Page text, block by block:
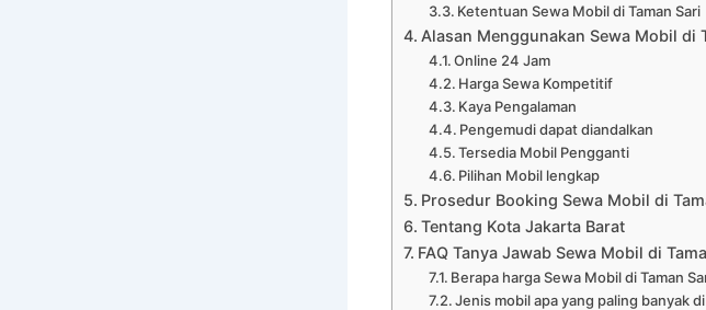
Ketentuan Sewa Mobil di Taman Sari
Alasan Menggunakan Sewa Mobil di
Online 24 Jam
Harga Sewa Kompetitif
Kaya Pengalaman
Pengemudi dapat diandalkan
Tersedia Mobil Pengganti
Pilihan Mobil lengkap
Prosedur Booking Sewa Mobil di
Tentang Kota Jakarta Barat
FAQ Tanya Jawab Sewa Mobil di
Berapa harga Sewa Mobil di Taman
Jenis mobil apa yang paling banyak